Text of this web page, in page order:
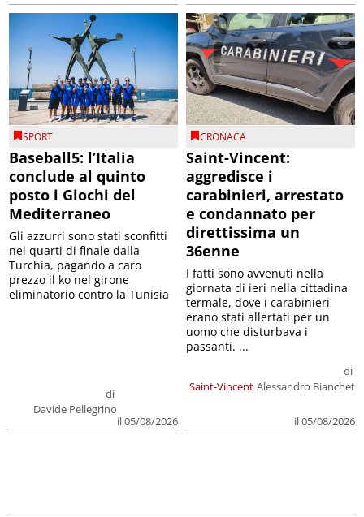
SPORT
Baseball5: l’Italia
conclude al quinto
posto i Giochi del
Mediterraneo
di
Davide Pellegrino
il 05/08/2026
Gli azzurri sono stati sconfitti
nei quarti di finale dalla
Turchia, pagando a caro
prezzo il ko nel girone
eliminatorio contro la Tunisia
CRONACA
Saint-Vincent:
aggredisce i
carabinieri, arrestato
e condannato per
direttissima un
36enne
Saint-Vincent
di
Alessandro Bianchet
il 05/08/2026
I fatti sono avvenuti nella
giornata di ieri nella cittadina
termale, dove i carabinieri
erano stati allertati per un
uomo che disturbava i
passanti. ...